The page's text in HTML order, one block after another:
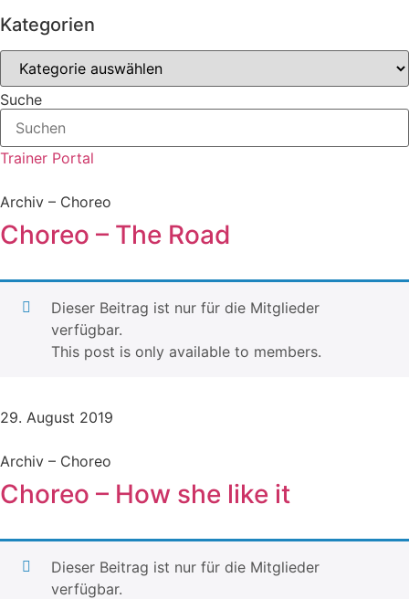
Kategorien
Kategorien
Suche
Trainer Portal
Archiv – Choreo
Choreo – The Road
Dieser Beitrag ist nur für die Mitglieder
verfügbar.
This post is only available to members.
29. August 2019
Archiv – Choreo
Choreo – How she like it
Dieser Beitrag ist nur für die Mitglieder
verfügbar.